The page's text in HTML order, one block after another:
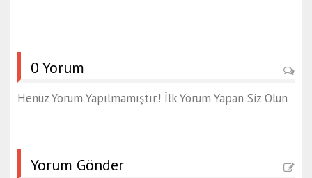
0 Yorum
Henüz Yorum Yapılmamıştır.! İlk Yorum Yapan Siz Olun
Yorum Gönder